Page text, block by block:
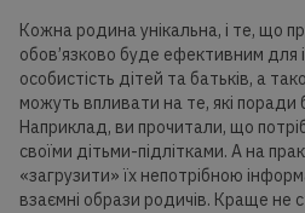
Кожна родина унікальна, і те, що
обов’язково буде ефективним для
особистість дітей та батьків, а
можуть впливати на те, які
Наприклад, ви прочитали, що
своїми дітьми-підлітками. А на
«загрузити» їх непотрібною
взаємні образи родичів. Краще не